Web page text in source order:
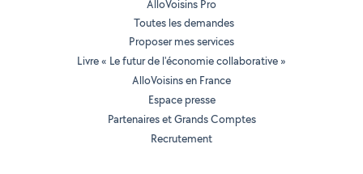
AlloVoisins Pro
Toutes les demandes
Proposer mes services
Livre « Le futur de l'économie collaborative »
AlloVoisins en France
Espace presse
Partenaires et Grands Comptes
Recrutement